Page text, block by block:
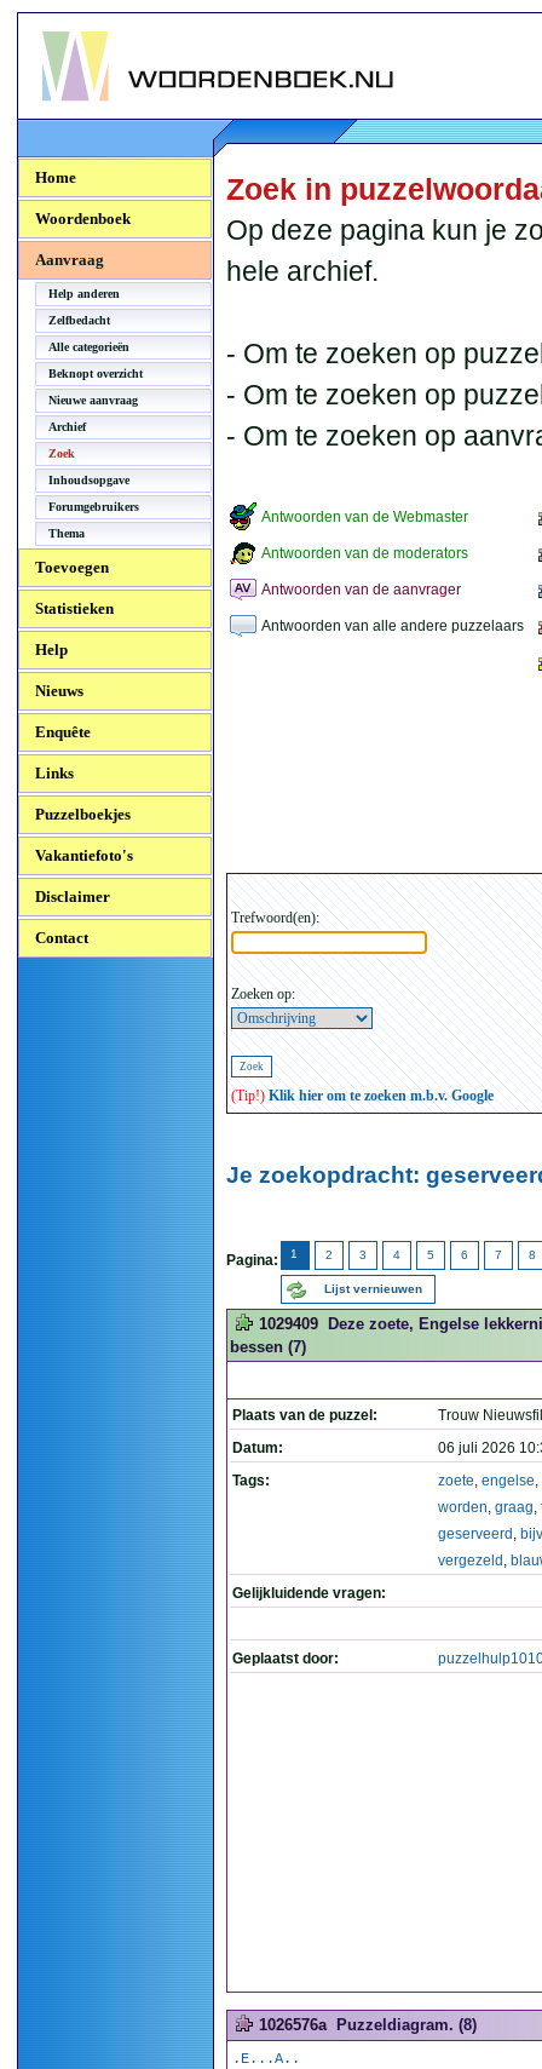
Woordenboek.NU
Home
Woordenboek
Aanvraag
Help anderen
Zelfbedacht
Alle categorieën
Beknopt overzicht
Nieuwe aanvraag
Archief
Zoek
Inhoudsopgave
Forumgebruikers
Thema
Toevoegen
Statistieken
Help
Nieuws
Enquête
Links
Puzzelboekjes
Vakantiefoto's
Disclaimer
Contact
Zoek in
Op deze pagina kun je
hele archief.
- Om te zoeken op
- Om te zoeken op
- Om te zoeken op
Antwoorden van de Webmaster
Antwoorden van de moderators
Antwoorden van de aanvrager
Antwoorden van alle andere puzzelaars
Trefwoord(en):
Zoeken op:
(Tip!) Klik hier om te zoeken m.b.v. Google
Je zoekopdracht:
Pagina: 1 2 3 4 5 6 7 8
Lijst vernieuwen
1029409
Deze zoete, Engelse
bessen (7)
Plaats van de puzzel:
Trouw
Datum:
06 juli 2026
Tags:
zoete, engelse,
worden, graag,
geserveerd ,
vergezeld ,
Gelijkluidende vragen:
Geplaatst door:
1026576a Puzzeldiagram. (8)
.E...A..